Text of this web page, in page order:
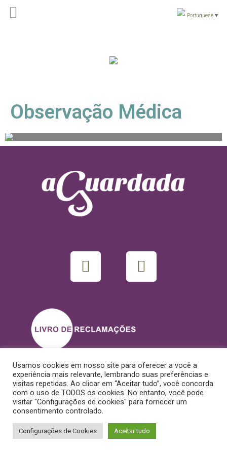
Observação Médica
© 2022 All rights reserved. made with love byThink My Site
Powered byIpdroid®
Usamos cookies em nosso site para oferecer a você a
experiência mais relevante, lembrando suas preferências e
visitas repetidas. Ao clicar em “Aceitar tudo”, você concorda
com o uso de TODOS os cookies. No entanto, você pode
visitar "Configurações de cookies" para fornecer um
consentimento controlado.
Configurações de Cookies Aceitar tudo
Portuguese ▼